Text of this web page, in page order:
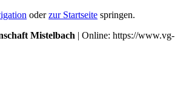
oderzur Startseite springen.
Mistelbach | Online: https://www.vg-